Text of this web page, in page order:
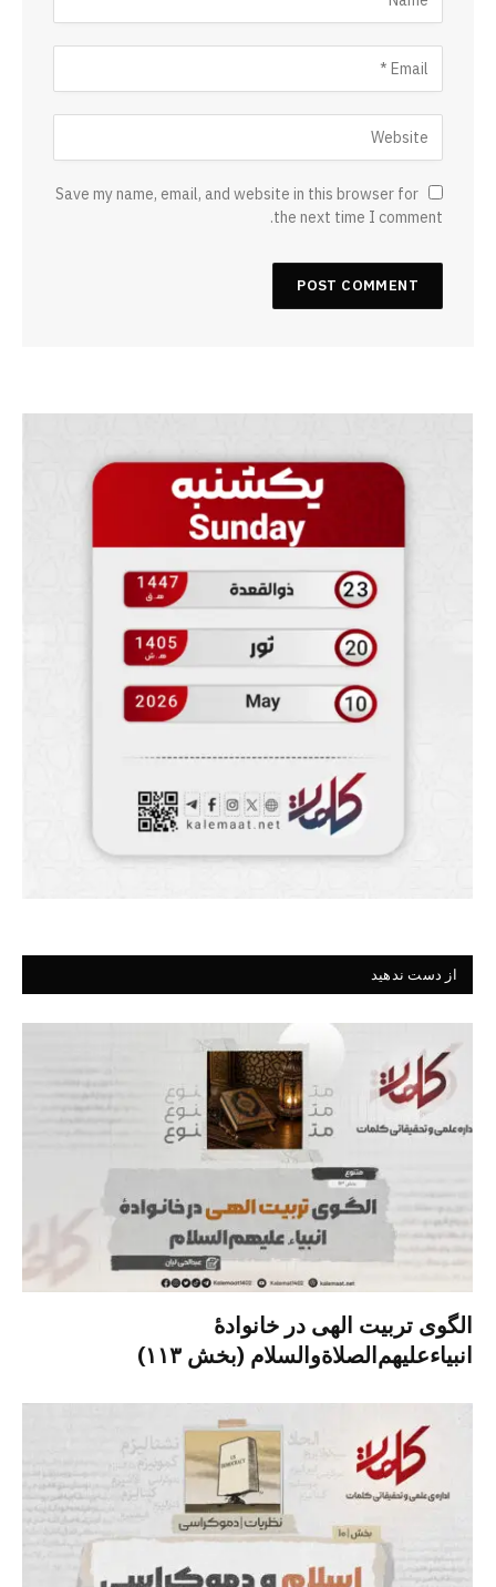
Save my name, email, and website in this browser for
the next time I comment.
از دست ندهید
الگوی تربیت الهی در خانوادۀ
انبیاءعلیهم‌الصلاةو‌السلام (بخش ۱۱۳)